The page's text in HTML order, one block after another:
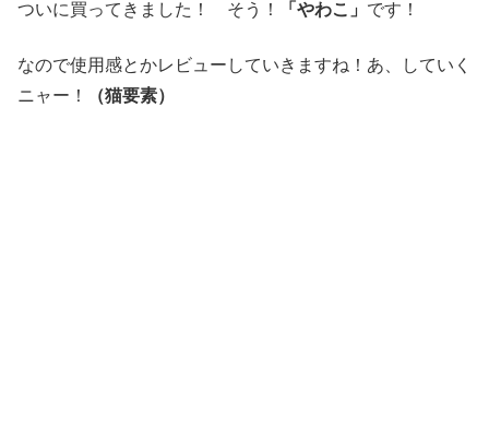
ついに買ってきました！ そう！
「やわこ」 です！
なので使用感とかレビューしていきますね！あ、していく
ニャー！
（猫要素）